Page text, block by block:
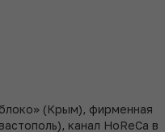
(Крым), фирменная
канал HoReCa в